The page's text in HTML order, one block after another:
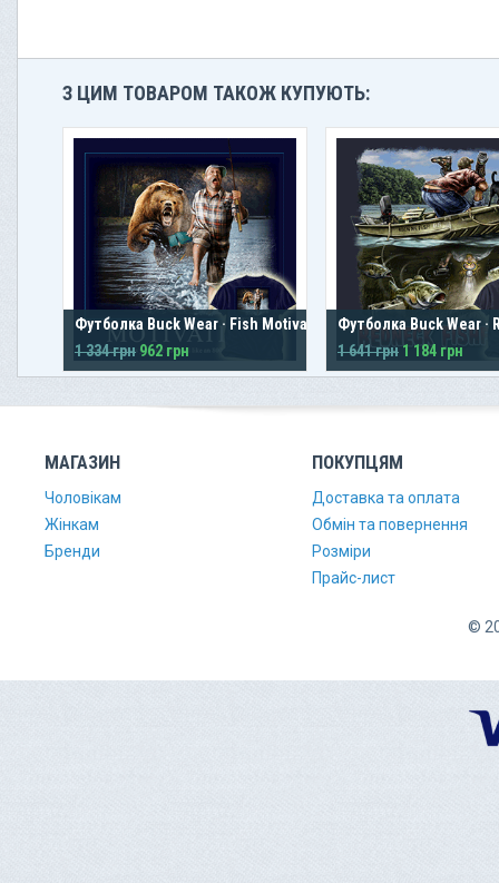
З ЦИМ ТОВАРОМ ТАКОЖ КУПУЮТЬ:
Футболка Buck Wear · Fish Motivation
1 334 грн 962 грн
Футболка Buck Wear ·
1 641 грн 1 184 грн
МАГАЗИН
Чоловікам
Жінкам
Бренди
ПОКУПЦЯМ
Доставка та оплата
Обмін та повернення
Розміри
Прайс-лист
©